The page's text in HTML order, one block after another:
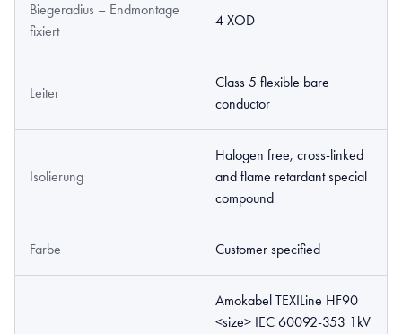
Biegeradius – Endmontage
fixiert
4 XOD
Leiter
Class 5 flexible bare
conductor
Isolierung
Halogen free, cross-linked
and flame retardant special
compound
Farbe Customer specified
Amokabel TEXILine HF90
<size> IEC 60092-353 1kV